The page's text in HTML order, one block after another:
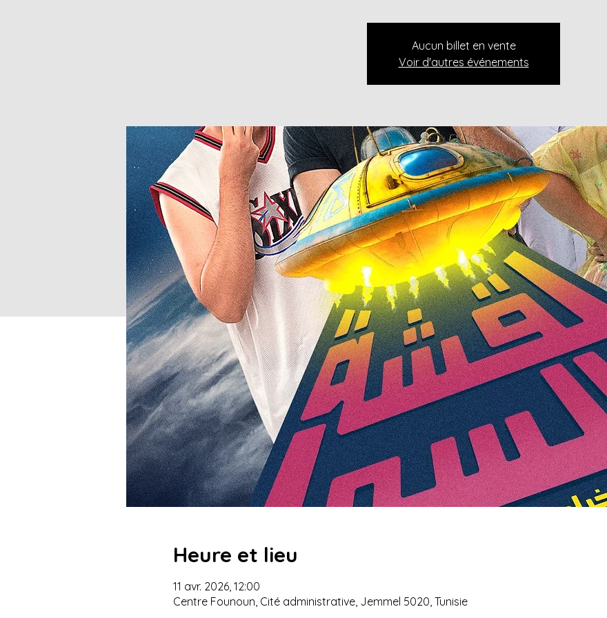
Aucun billet en vente
Voir d'autres événements
Heure et lieu
11 avr. 2026, 12:00
Centre Founoun, Cité administrative, Jemmel 5020, Tunisie